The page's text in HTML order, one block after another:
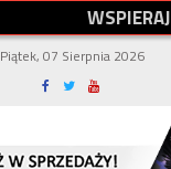
WSPIERAJ
Piątek, 07 Sierpnia 2026